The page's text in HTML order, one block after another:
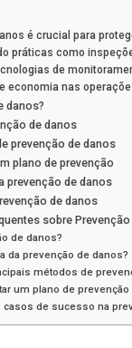
é crucial para
práticas como
de
economia nas
danos?
de danos
prevenção de danos
plano de prevenção
prevenção de danos
de danos
sobre
de danos?
da prevenção de danos?
métodos de
um plano de prevenção
casos de sucesso na